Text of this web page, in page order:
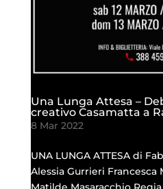
Una Lunga Attesa –
creativo Casamatta a
8 Mar 2022
UNA LUNGA ATTESA di
Alessia Gurrieri Francesca